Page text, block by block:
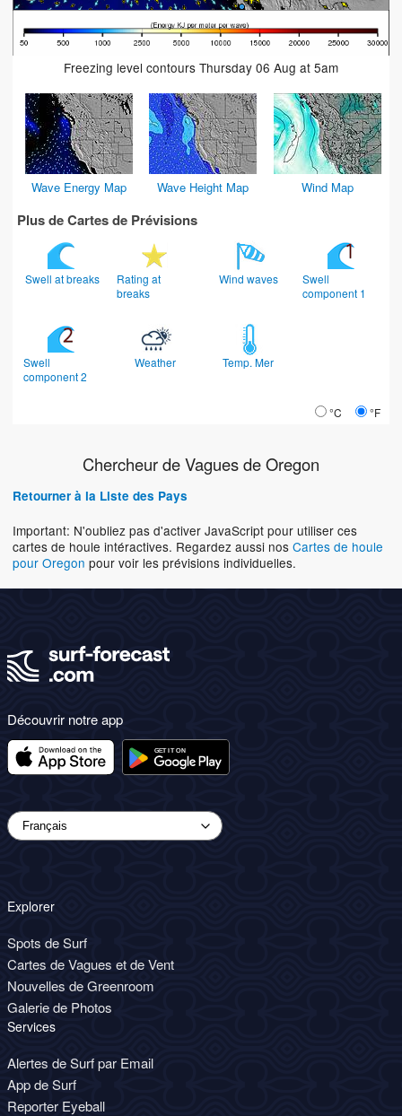
Freezing level contours Thursday 06 Aug at 5am
Wave Energy Map Wave Height Map Wind Map
Plus de Cartes de Prévisions
Swell at breaks
Rating at
breaks
Wind waves
Swell
component 1
Swell
component 2
Weather Temp. Mer
°C °F
Chercheur de Vagues de Oregon
Retourner à la Liste des Pays
Important: N'oubliez pas d'activer JavaScript pour utiliser ces
cartes de houle intéractives. Regardez aussi nos Cartes de houle
pour Oregon pour voir les prévisions individuelles.
Découvrir notre app
Explorer
Spots de Surf
Cartes de Vagues et de Vent
Nouvelles de Greenroom
Galerie de Photos
Services
Alertes de Surf par Email
App de Surf
Reporter Eyeball